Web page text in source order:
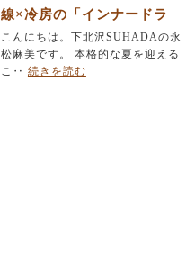
線×冷房の「インナードラ
イ」を撃退！「ひんやり」
毛穴レス美肌＆「夏バテ」
こんにちは。下北沢SUHADAの永
松麻美です。 本格的な夏を迎える
こ‥ 続きを読む